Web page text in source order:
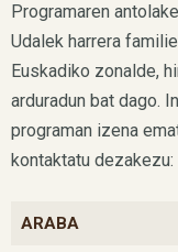
Programaren
Udalek harrera
Euskadiko zonalde,
arduradun bat dago.
programan izena
kontaktatu dezakezu:
ARABA